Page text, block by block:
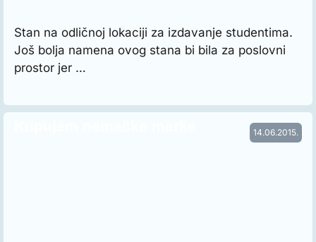
Stan na odličnoj lokaciji za izdavanje studentima.
Još bolja namena ovog stana bi bila za poslovni
prostor jer …
14.06.2015.